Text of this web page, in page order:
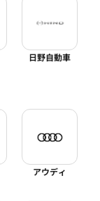
日野自動車
アウディ